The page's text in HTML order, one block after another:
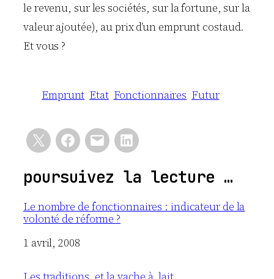
le revenu, sur les sociétés, sur la fortune, sur la
valeur ajoutée), au prix d’un emprunt costaud.
Et vous ?
Emprunt Etat Fonctionnaires Futur
poursuivez la lecture …
Le nombre de fonctionnaires : indicateur de la
volonté de réforme ?
Date
1 avril, 2008